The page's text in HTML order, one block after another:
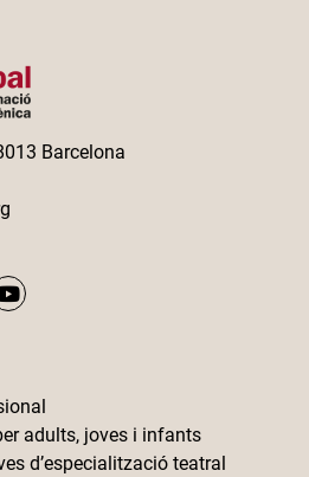
Barcelona
adults, joves i infants
d’especialització teatral